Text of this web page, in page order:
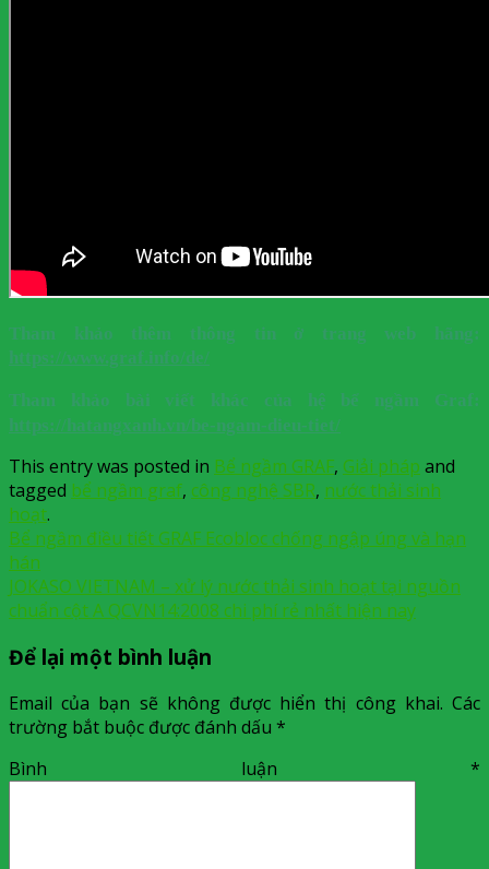
Tham khảo thêm thông tin ở trang web hãng:
https://www.graf.info/de/
Tham khảo bài viết khác của hệ bể ngầm Graf:
https://hatangxanh.vn/be-ngam-dieu-tiet/
This entry was posted in Bể ngầm GRAF, Giải pháp and
tagged bể ngầm graf, công nghệ SBR, nước thải sinh
hoạt.
Bể ngầm điều tiết GRAF Ecobloc chống ngập úng và hạn
hán
JOKASO VIETNAM – xử lý nước thải sinh hoạt tại nguồn
chuẩn cột A QCVN14:2008 chi phí rẻ nhất hiện nay
Để lại một bình luận
Email của bạn sẽ không được hiển thị công khai. Các
trường bắt buộc được đánh dấu *
Bình luận *